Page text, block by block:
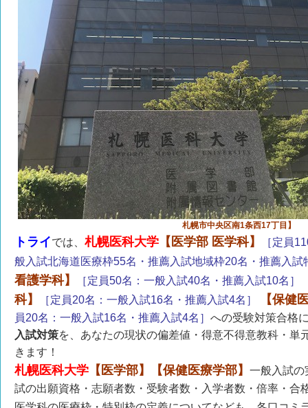
札幌市中央区南1条西17丁目】
トライでは、 札幌医科大学 【医学部 医学科】
［定員
般入試北海道医療枠55名・推薦入試地域枠20名・推薦入試
看護学科】 ［定員50名： 一般入試40名・推薦入試10名］
科】
［定員20名：一般入試16名・推薦入試4名］ 【保健
員20名：一般入試16名・推薦入試4名］ への受験対策合格
入試対策を、あなたの現状の偏差値・得意不得意教科・単
きます！
札幌医科大学 【医学部】【保健医療学部】 一般入試の
試の出願資格・志願者数・受験者数・入学者数・倍率・合